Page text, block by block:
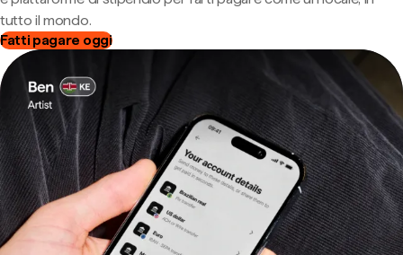
tutto il mondo.
Fatti pagare oggi